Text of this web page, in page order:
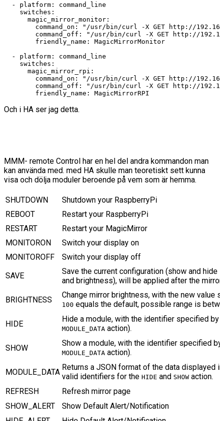
  - platform: command_line
    switches:
      magic_mirror_monitor:
command_on: "/usr/bin/curl -X GET http://
command_off: "/usr/bin/curl -X GET http://
        friendly_name: MagicMirrorMonitor
  - platform: command_line
    switches:
      magic_mirror_rpi:
command_on: "/usr/bin/curl -X GET http://
command_off: "/usr/bin/curl -X GET http://
        friendly_name: MagicMirrorRPI
Och i HA ser jag detta.
MMM- remote Control har en hel del andra kommandon man
kan använda med. med HA skulle man teoretiskt sett kunna
visa och dölja moduler beroende på vem som är hemma.
SHUTDOWN
Shutdown your RaspberryPi
REBOOT
Restart your RaspberryPi
RESTART
Restart your MagicMirror
MONITORON
Switch your display on
MONITOROFF
Switch your display off
SAVE
Save the current configuration (show and
and brightness), will be applied after the
BRIGHTNESS
Change mirror brightness, with the new
100 equals the default, possible range is
HIDE
Hide a module, with the identifier specified
MODULE_DATA action).
SHOW
Show a module, with the identifier specified
MODULE_DATA action).
MODULE_DATA
Returns a JSON format of the data displayed
valid identifiers for the HIDE and SHOW action.
REFRESH
Refresh mirror page
SHOW_ALERT
Show Default Alert/Notification